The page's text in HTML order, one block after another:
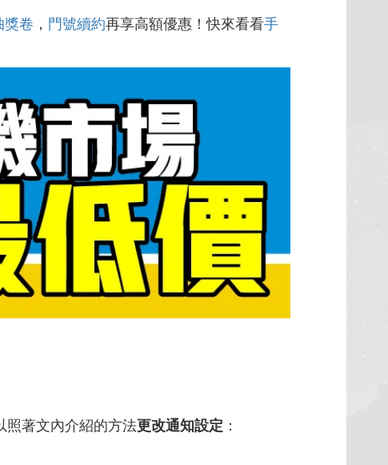
獎卷 ， 門號續約再享高額優惠！快來看看手
照著文內介紹的方法更改通知設定 ：